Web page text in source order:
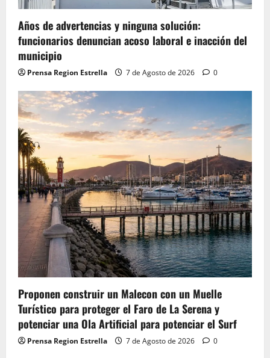
Años de advertencias y ninguna solución:
funcionarios denuncian acoso laboral e inacción del
municipio
Prensa Region Estrella 7 de Agosto de 2026 0
Proponen construir un Malecon con un Muelle
Turístico para proteger el Faro de La Serena y
potenciar una Ola Artificial para potenciar el Surf
Prensa Region Estrella 7 de Agosto de 2026 0